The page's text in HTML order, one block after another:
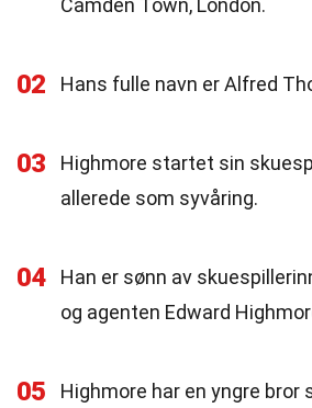
Camden Town, London.
02 Hans fulle navn er Alfred
03
Highmore startet sin
allerede som syvåring.
04
Han er sønn av
og agenten Edward
05 Highmore har en yngre bror